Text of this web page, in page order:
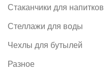
Стаканчики для напитков
Стеллажи для воды
Чехлы для бутылей
Разное